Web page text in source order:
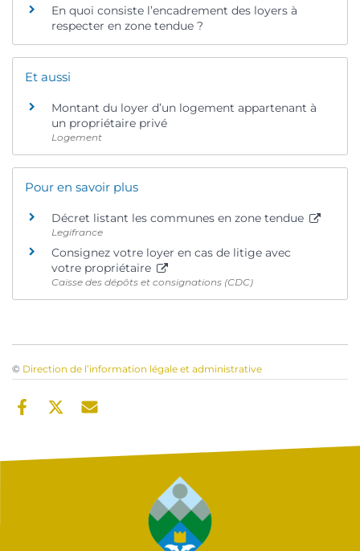
En quoi consiste l’encadrement des loyers à
respecter en zone tendue ?
Et aussi
Montant du loyer d’un logement appartenant à
un propriétaire privé
Logement
Pour en savoir plus
Décret listant les communes en zone tendue
Legifrance
Consignez votre loyer en cas de litige avec
votre propriétaire
Caisse des dépôts et consignations (CDC)
© Direction de l’information légale et administrative